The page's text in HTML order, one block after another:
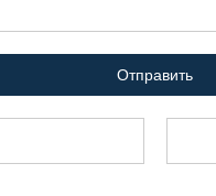
Отправить